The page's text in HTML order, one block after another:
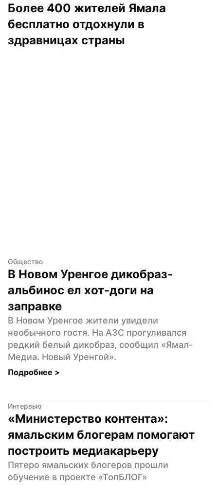
Более 400 жителей Ямала
бесплатно отдохнули в
здравницах страны
Общество
В Новом Уренгое дикобраз-
альбинос ел хот-доги на
заправке
В Новом Уренгое жители увидели
необычного гостя. На АЗС прогуливался
редкий белый дикобраз, сообщил «Ямал-
Медиа. Новый Уренгой».
Подробнее >
Интервью
«Министерство контента»:
ямальским блогерам помогают
построить медиакарьеру
Пятеро ямальских блогеров прошли
обучение в проекте «ТопБЛОГ»